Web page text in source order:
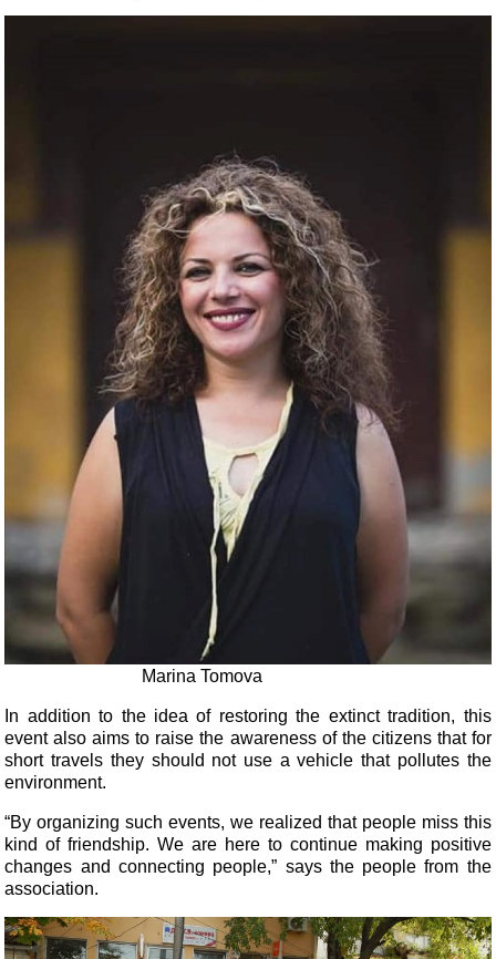
Marina Tomova
In addition to the idea of restoring the extinct tradition, this
event also aims to raise the awareness of the citizens that for
short travels they should not use a vehicle that pollutes the
environment.
“By organizing such events, we realized that people miss this
kind of friendship. We are here to continue making positive
changes and connecting people,” says the people from the
association.